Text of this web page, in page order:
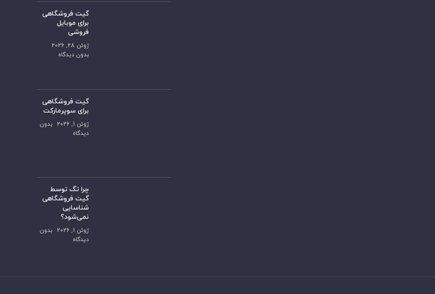
گیت فروشگاهی
برای موبایل
فروشی
ژوئن 28, 2026
بدون دیدگاه
گیت فروشگاهی
برای سوپرمارکت
ژوئن 1, 2026
بدون
دیدگاه
چرا تگ توسط
گیت فروشگاهی
شناسایی
نمی‌شود؟
ژوئن 1, 2026
بدون
دیدگاه